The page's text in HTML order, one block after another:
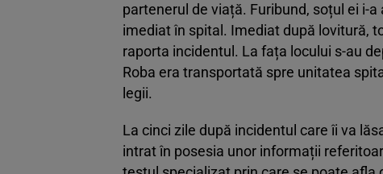
partenerul de viață. Furibund, soțul ei i-
imediat în spital. Imediat după lovitură,
raporta incidentul. La fața locului s-au
Roba era transportată spre unitatea
legii.
La cinci zile după incidentul care îi va
intrat în posesia unor informații